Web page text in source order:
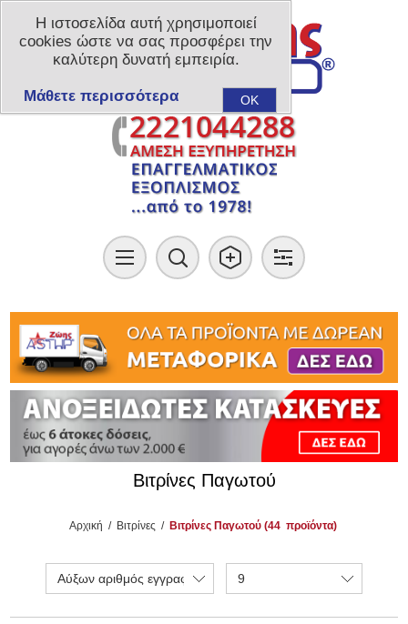
Βιτρίνες Παγωτού
Αρχική / Βιτρίνες / Βιτρίνες Παγωτού (44 προϊόντα)
Αύξων αριθμός εγγραφής 9
Η ιστοσελίδα αυτή χρησιμοποιεί
cookies ώστε να σας προσφέρει την
καλύτερη δυνατή εμπειρία.
OK
Μάθετε περισσότερα